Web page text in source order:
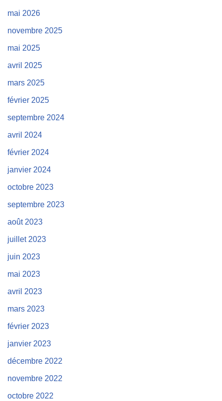
mai 2026
novembre 2025
mai 2025
avril 2025
mars 2025
février 2025
septembre 2024
avril 2024
février 2024
janvier 2024
octobre 2023
septembre 2023
août 2023
juillet 2023
juin 2023
mai 2023
avril 2023
mars 2023
février 2023
janvier 2023
décembre 2022
novembre 2022
octobre 2022